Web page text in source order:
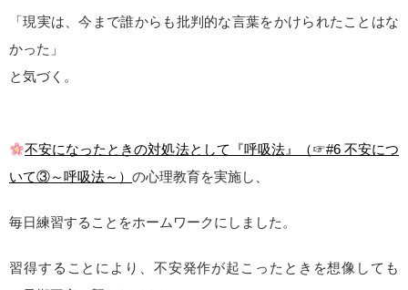
「現実は、今まで誰からも批判的な言葉をかけられたことはな
かった」
と気づく。
不安になったときの対処法として『呼吸法』（☞#6 不安につ
いて③～呼吸法～） の心理教育を実施し、
毎日練習することをホームワークにしました。
習得することにより、不安発作が起こったときを想像しても